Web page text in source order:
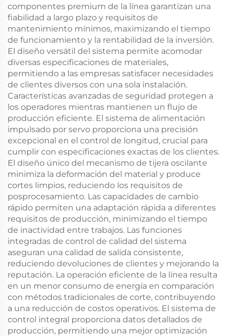
componentes premium de la línea garantizan una
fiabilidad a largo plazo y requisitos de
mantenimiento mínimos, maximizando el tiempo
de funcionamiento y la rentabilidad de la inversión.
El diseño versátil del sistema permite acomodar
diversas especificaciones de materiales,
permitiendo a las empresas satisfacer necesidades
de clientes diversos con una sola instalación.
Características avanzadas de seguridad protegen a
los operadores mientras mantienen un flujo de
producción eficiente. El sistema de alimentación
impulsado por servo proporciona una precisión
excepcional en el control de longitud, crucial para
cumplir con especificaciones exactas de los clientes.
El diseño único del mecanismo de tijera oscilante
minimiza la deformación del material y produce
cortes limpios, reduciendo los requisitos de
posprocesamiento. Las capacidades de cambio
rápido permiten una adaptación rápida a diferentes
requisitos de producción, minimizando el tiempo
de inactividad entre trabajos. Las funciones
integradas de control de calidad del sistema
aseguran una calidad de salida consistente,
reduciendo devoluciones de clientes y mejorando la
reputación. La operación eficiente de la línea resulta
en un menor consumo de energía en comparación
con métodos tradicionales de corte, contribuyendo
a una reducción de costos operativos. El sistema de
control integral proporciona datos detallados de
producción, permitiendo una mejor optimización